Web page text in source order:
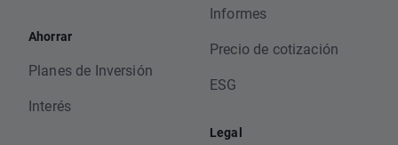
Ahorrar
Planes de Inversión
Interés
Informes
Precio de cotización
ESG
Legal